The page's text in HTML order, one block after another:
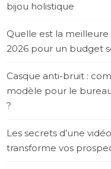
bijou holistique
Quelle est la meilleure
2026 pour un budget
Casque anti-bruit :
modèle pour le
?
Les secrets d’une
transforme vos